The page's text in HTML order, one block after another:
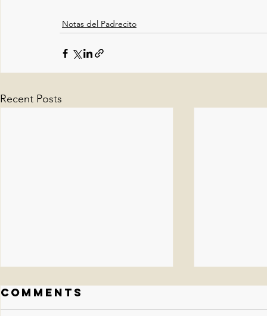
Notas del Padrecito
Recent Posts
Comments